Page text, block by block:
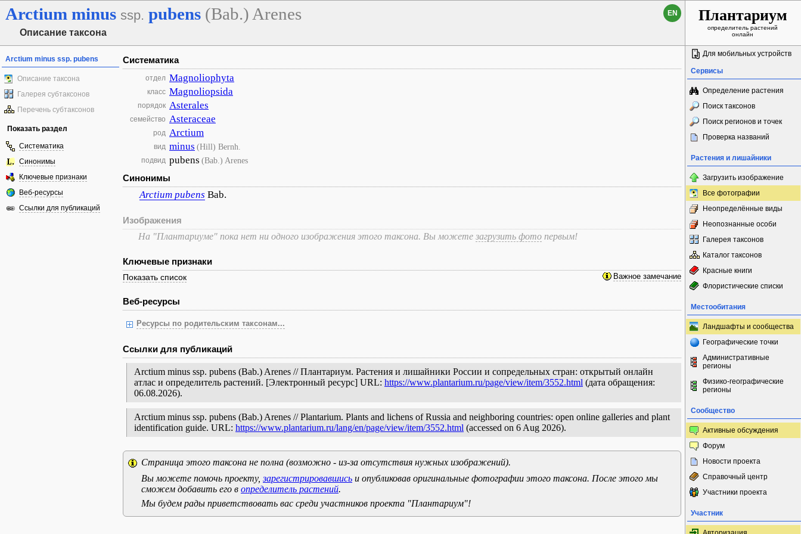
Arctium minus ssp. pubens (Bab.) Arenes
Описание таксона
EN Плантариум
определитель растений
онлайн
Arctium minus ssp. pubens
Описание таксона
Галерея субтаксонов
Перечень субтаксонов
Показать раздел
Систематика
Синонимы
Ключевые признаки
Веб-ресурсы
Ссылки для публикаций
Систематика
отдел Magnoliophyta
класс Magnoliopsida
порядок Asterales
семейство Asteraceae
род Arctium
вид minus (Hill) Bernh.
подвид pubens (Bab.) Arenes
Синонимы
Arctium pubens Bab.
Изображения
На "Плантариуме" пока нет ни одного изображения этого таксона. Вы можете загрузить фото первым!
Ключевые признаки
Показать список Важное замечание
Веб-ресурсы
Ресурсы по родительским таксонам...
Ссылки для публикаций
Arctium minus ssp. pubens (Bab.) Arenes // Плантариум. Растения и лишайники России и сопредельных стран: открытый онлайн
атлас и определитель растений. [Электронный ресурс] URL: https://www.plantarium.ru/page/view/item/3552.html (дата обращения:
06.08.2026).
Arctium minus ssp. pubens (Bab.) Arenes // Plantarium. Plants and lichens of Russia and neighboring countries: open online galleries and plant
identification guide. URL: https://www.plantarium.ru/lang/en/page/view/item/3552.html (accessed on 6 Aug 2026).
Страница этого таксона не полна (возможно - из-за отсутствия нужных изображений).
Вы можете помочь проекту, зарегистрировавшись и опубликовав оригинальные фотографии этого таксона. После этого мы
сможем добавить его в определитель растений.
Мы будем рады приветствовать вас среди участников проекта "Плантариум"!
Для мобильных устройств
Сервисы
Определение растения
Поиск таксонов
Поиск регионов и точек
Проверка названий
Растения и лишайники
Загрузить изображение
Все фотографии
Неопределённые виды
Неопознанные особи
Галерея таксонов
Каталог таксонов
Красные книги
Флористические списки
Местообитания
Ландшафты и сообщества
Географические точки
Административные
регионы
Физико-географические
регионы
Сообщество
Активные обсуждения
Форум
Новости проекта
Справочный центр
Участники проекта
Участник